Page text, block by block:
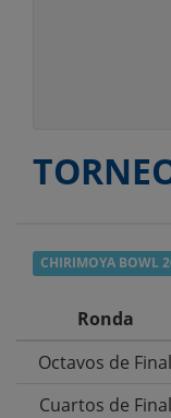
CHIRIMOYA BOWL
Ronda
Octavos de Final
Cuartos de Final